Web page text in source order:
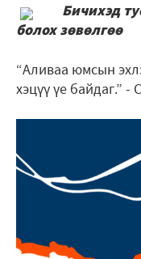
Бичихэд
болох зөвөлгөө
“Аливаа юмсын
хэцүү үе байдаг.”